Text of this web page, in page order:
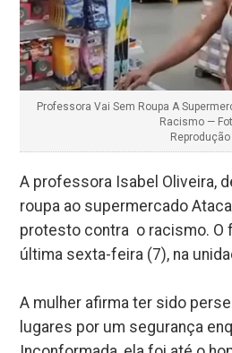
Professora Vai Sem Roupa A
Racismo —
Reprodução
A professora Isabel Oliveira,
roupa ao supermercado
protesto contra o racismo. O
última sexta-feira (7), na
A mulher afirma ter sido
lugares por um segurança